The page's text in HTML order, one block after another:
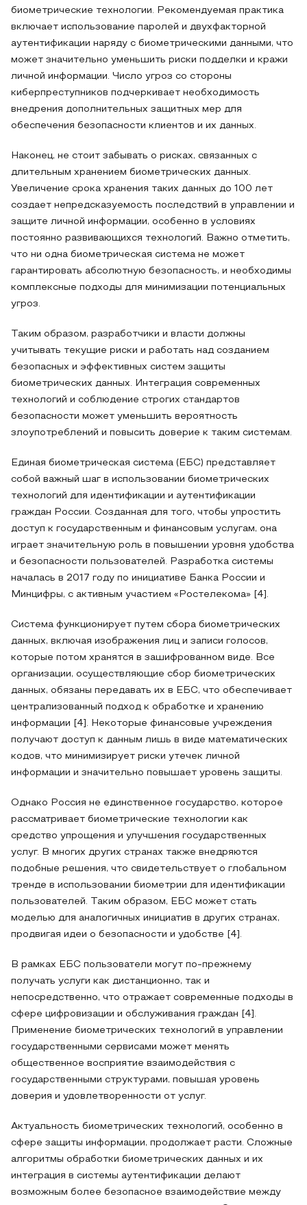
биометрические технологии. Рекомендуемая практика
включает использование паролей и двухфакторной
аутентификации наряду с биометрическими данными, что
может значительно уменьшить риски подделки и кражи
личной информации. Число угроз со стороны
киберпреступников подчеркивает необходимость
внедрения дополнительных защитных мер для
обеспечения безопасности клиентов и их данных.
Наконец, не стоит забывать о рисках, связанных с
длительным хранением биометрических данных.
Увеличение срока хранения таких данных до 100 лет
создает непредсказуемость последствий в управлении и
защите личной информации, особенно в условиях
постоянно развивающихся технологий. Важно отметить,
что ни одна биометрическая система не может
гарантировать абсолютную безопасность, и необходимы
комплексные подходы для минимизации потенциальных
угроз.
Таким образом, разработчики и власти должны
учитывать текущие риски и работать над созданием
безопасных и эффективных систем защиты
биометрических данных. Интеграция современных
технологий и соблюдение строгих стандартов
безопасности может уменьшить вероятность
злоупотреблений и повысить доверие к таким системам.
Единая биометрическая система (ЕБС) представляет
собой важный шаг в использовании биометрических
технологий для идентификации и аутентификации
граждан России. Созданная для того, чтобы упростить
доступ к государственным и финансовым услугам, она
играет значительную роль в повышении уровня удобства
и безопасности пользователей. Разработка системы
началась в 2017 году по инициативе Банка России и
Минцифры, с активным участием «Ростелекома» [4].
Система функционирует путем сбора биометрических
данных, включая изображения лиц и записи голосов,
которые потом хранятся в зашифрованном виде. Все
организации, осуществляющие сбор биометрических
данных, обязаны передавать их в ЕБС, что обеспечивает
централизованный подход к обработке и хранению
информации [4]. Некоторые финансовые учреждения
получают доступ к данным лишь в виде математических
кодов, что минимизирует риски утечек личной
информации и значительно повышает уровень защиты.
Однако Россия не единственное государство, которое
рассматривает биометрические технологии как
средство упрощения и улучшения государственных
услуг. В многих других странах также внедряются
подобные решения, что свидетельствует о глобальном
тренде в использовании биометрии для идентификации
пользователей. Таким образом, ЕБС может стать
моделью для аналогичных инициатив в других странах,
продвигая идеи о безопасности и удобстве [4].
В рамках ЕБС пользователи могут по-прежнему
получать услуги как дистанционно, так и
непосредственно, что отражает современные подходы в
сфере цифровизации и обслуживания граждан [4].
Применение биометрических технологий в управлении
государственными сервисами может менять
общественное восприятие взаимодействия с
государственными структурами, повышая уровень
доверия и удовлетворенности от услуг.
Актуальность биометрических технологий, особенно в
сфере защиты информации, продолжает расти. Сложные
алгоритмы обработки биометрических данных и их
интеграция в системы аутентификации делают
возможным более безопасное взаимодействие между